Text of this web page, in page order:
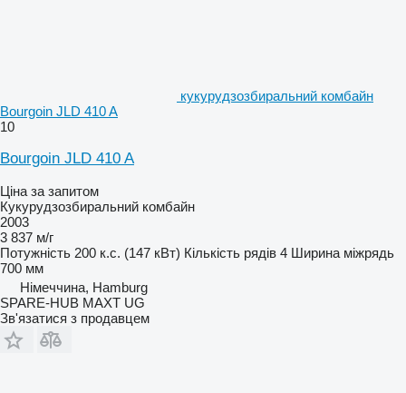
кукурудзозбиральний комбайн
Bourgoin JLD 410 A
10
Bourgoin JLD 410 A
Ціна за запитом
Кукурудзозбиральний комбайн
2003
3 837 м/г
Потужність 200 к.с. (147 кВт) Кількість рядів 4 Ширина міжрядь
700 мм
Німеччина, Hamburg
SPARE-HUB MAXT UG
Зв'язатися з продавцем